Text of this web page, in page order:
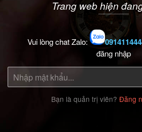
Trang web hiện
Vui lòng chat Zalo:
đăng nhập
Bạn là quản trị viên? Đăng